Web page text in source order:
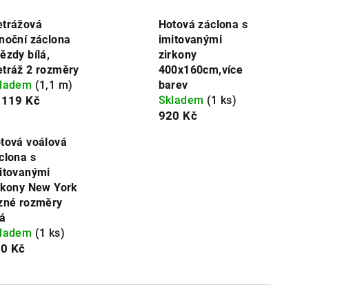
záclona
bílá,
2 rozměry
(1,1 m)
119 Kč
Hotová záclona s
imitovanými
zirkony
400x160cm,více
barev
Skladem (1 ks)
920 Kč
voálová
s
New York
rozměry
(1 ks)
Kč